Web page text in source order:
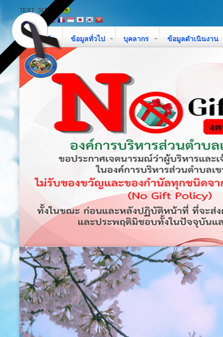
TEXT_SIZE
หน้าหลัก ข้อมูลทั่วไป บุคลากร ข้อมูลดำเนินงาน